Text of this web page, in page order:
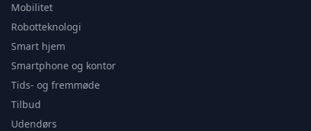
Mobilitet
Robotteknologi
Smart hjem
Smartphone og kontor
Tids- og fremmøde
Tilbud
Udendørs